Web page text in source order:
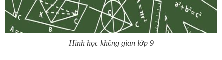
Hình học không gian lớp 9